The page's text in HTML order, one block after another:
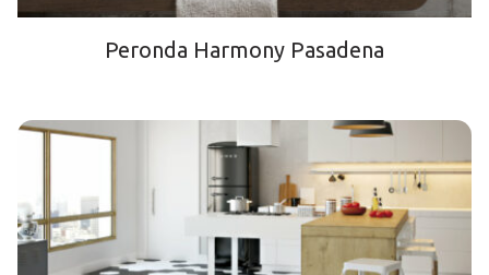
Peronda Harmony Pasadena